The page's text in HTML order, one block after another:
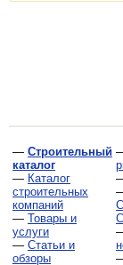
— Строительный
каталог
— Каталог
строительных
компаний
— Товары и
услуги
— Статьи и
обзоры